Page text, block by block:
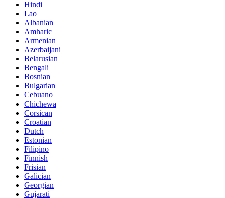
Hindi
Lao
Albanian
Amharic
Armenian
Azerbaijani
Belarusian
Bengali
Bosnian
Bulgarian
Cebuano
Chichewa
Corsican
Croatian
Dutch
Estonian
Filipino
Finnish
Frisian
Galician
Georgian
Gujarati